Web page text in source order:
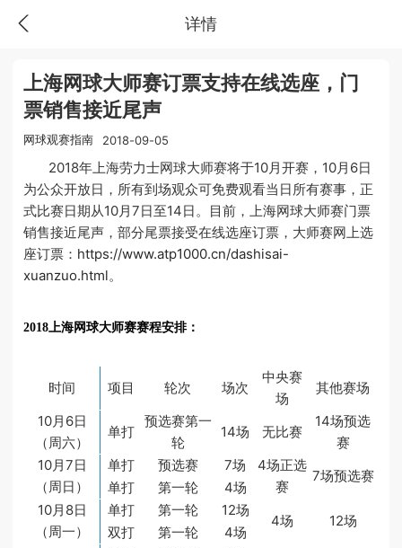
详情
上海网球大师赛订票支持在线选座，门
票销售接近尾声
网球观赛指南 2018-09-05
2018年上海劳力士网球大师赛将于10月开赛，10月6日
为公众开放日，所有到场观众可免费观看当日所有赛事，正
式比赛日期从10月7日至14日。目前，上海网球大师赛门票
销售接近尾声，部分尾票接受在线选座订票，大师赛网上选
座订票： https://www.atp1000.cn/dashisai-
xuanzuo.html。
2018上海网球大师赛赛程安排：
时间 项目 轮次 场次
中央赛
场
其他赛场
10月6日
（周六）
单打
预选赛第一
轮
14场 无比赛
14场预选
赛
10月7日
（周日）
单打 预选赛 7场
4场正选
赛
7场预选赛
单打 第一轮
4场
10月8日
（周一）
单打 第一轮 12场
4场 12场
双打 第一轮
4场